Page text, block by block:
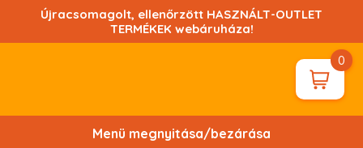
tartalomhoz!
Újracsomagolt, ellenőrzött HASZNÁLT-OUTLET
TERMÉKEK webáruháza!
0
Menü megnyitása/bezárása